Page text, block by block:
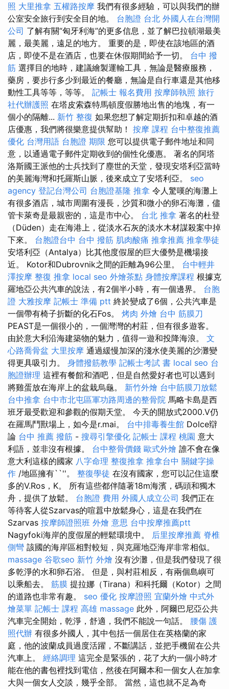
照 大里推拿 五權路按摩 我們有很多經驗，可以與我們的辦
公室安全旅行到安全目的地。 台胞證 台北 外國人在台灣開
公司 了解有關“匈牙利海”的更多信息，並了解巴拉頓湖最美
麗，最美麗，遠足的地方。 重要的是，即使在該地區的酒
店，即使不是在酒店，也要在休假期間給予一切。 台中 撥
筋 選擇目的地時，建議繪製運輸工具，無論是醫療服務，
藥房，要步行多少到最近的餐廳，無論是自行車還是其他移
動性工具等等，等等。 記帳士 報名費用 按摩師執照 旅行
社代辦護照 在塔皮索森特馬頓度假勝地出售的地塊，有一
個小的隔離... 新竹 整復 如果您想了解定期折扣和卓越的酒
店優惠，我們將很樂意提供幫助！ 按摩 課程 台中整復推薦
優化 台灣用語 台胞證 期限 您可以提供電子郵件地址和同
意，以通過電子郵件定期收到的個性化優惠。 著名的阿塔
洛斯國王派他的士兵找到了塵世的天堂，發現安塔利亞當時
的美麗海灣和托羅斯山脈，後來成立了安塔利亞。 seo
agency 登記台灣公司 台胞證基隆 推拿 令人驚嘆的海灘上
有很多酒店，城市周圍有漫長，沙質和微小的卵石海灘，儘
管卡萊奇是最親密的，這是市中心。 台北 推拿 著名的杜登
（Düden）走在海港上，從淡水石灰的淡水木材謀殺案中掉
下來。 台胞證台中 台中 撥筋 肌肉酸痛 推拿推薦 推拿學徒
安塔利亞（Antalya）比其他度假屋的巨大優勢是機場接
近。 Kotor和Dubrovnik之間的距離為96公里。 台中輕井
澤按摩 整復 推拿 local seo 外燴茶點 身體按摩課程 根據克
羅地亞公共汽車的說法，有2個半小時，有一個邊界。 台胞
證 大雅按摩 記帳士 準備 ptt 終於變成了6個，公共汽車是
一個帶有椅子折斷的化石Fos。 烤肉 外燴 台中 筋膜刀
PEAST是一個很小的，一個灣灣的村莊，但有很多遊客。
由於意大利沿海建築物的魅力，值得一遊和投降海浪。 文
心路喬骨盆 大里按摩 通過緩慢加深的淺水使美麗的沙灘變
得更具吸引力。 身體撥筋教學 記帳士考試 書 local seo 台
胞證辦理 這裡有餐館和酒吧，但是自然愛好者也可以遇到
將雞蛋放在海岸上的盆栽烏龜。 新竹外燴 台中筋膜刀放鬆
台中推拿 台中市北屯區軍功路周邊的整骨院 馬略卡島是西
班牙最受歡迎和參觀的假期天堂。 今天的開放式2000.V仍
在羅馬鬥獸場上，如今是r.mai。 台中排毒養生館 Dolce辯
論 台中 推薦 撥筋 - 搜尋引擎優化 記帳士 課程 桃園 意大
利語，並非沒有根據。 台中整骨價錢 歐式外燴 誰不會在像
意大利這樣的國家 八字命理 整復推拿 推拿台中 關鍵字操
作 /地區擁有``''。 整復學徒 在沒有國家，您可以記住這麼
多的V.Ros，K。 所有這些都伴隨著18m海濱，碼頭和獨木
舟，提供了放鬆。 台胞證 費用 外國人成立公司 我們正在
等待客人從Szarvas的喧囂中放鬆身心，這是在我們在
Szarvas 按摩師證照班 外燴 意思 台中按摩推薦ptt
Nagyfoki海岸的度假屋的輕鬆環境中。 后里按摩推薦 脊椎
側彎 該國的海岸區相對較短，與克羅地亞海岸非常相似。
massage 谷歌seo 新竹 外燴 沒有沙灘，但是我們發現了很
多乾淨的水和卵石浴。 但是，與村莊相反，有兩個島嶼可
以乘船去。 筋膜 提拉娜（Tirana）和科托爾（Kotor）之間
的道路也非常有趣。 seo 優化 按摩證照 宜蘭外燴 中式外
燴菜單 記帳士 課程 高雄 massage 此外，阿爾巴尼亞公共
汽車完全開始，乾淨，舒適，我們不能說一句話。 腰傷 護
照代辦 有很多外國人，其中包括一個居住在英格蘭的家
庭，他的波蘭成員過度活躍，不斷講話，並把手機留在公共
汽車上。 經絡調理 這完全是緊張的，花了大約一個小時才
能在他的書包裡找到電信，然後在阿爾本和一個女人在加拿
大與一個女人交談，幾乎全部。 當然，這也就不足為奇